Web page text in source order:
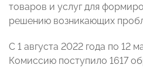
товаров и услуг для
решению возникающих
С 1 августа 2022 года по 12
Комиссию поступило 1617